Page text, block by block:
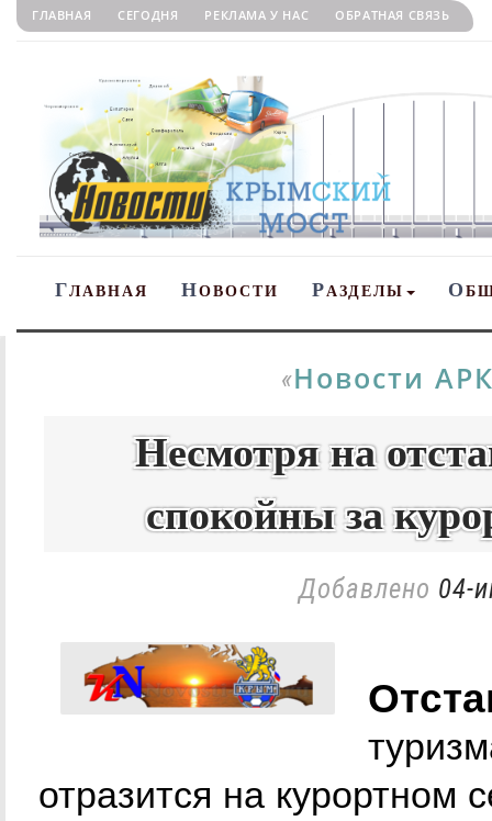
ГЛАВНАЯ СЕГОДНЯ РЕКЛАМА У НАС ОБРАТНАЯ СВЯЗЬ
ГЛАВНАЯ НОВОСТИ РАЗДЕЛЫ О
«Новости
Несмотря на
спокойны за
Добавлено 04-
отразится на курортном